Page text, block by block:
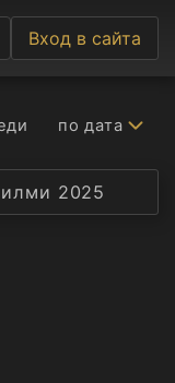
Вход в сайта
по дата
Актьор
2025